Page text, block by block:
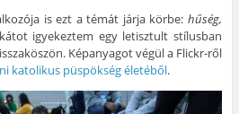
is ezt a témát járja körbe:hűség,
igyekeztem egy letisztult stílusban
Képanyagot végül a Flickr-ről
katolikus püspökség életéből.